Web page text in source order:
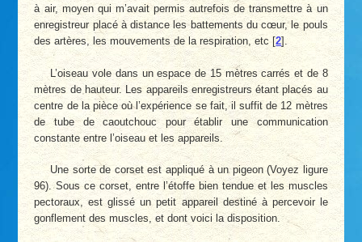
à air, moyen qui m’avait permis autrefois de transmettre à un
enregistreur placé à distance les battements du cœur, le pouls
des artères, les mouvements de la respiration, etc [2] .
L’oiseau vole dans un espace de 15 mètres carrés et de 8
mètres de hauteur. Les appareils enregistreurs étant placés au
centre de la pièce où l’expérience se fait, il suffit de 12 mètres
de tube de caoutchouc pour établir une communication
constante entre l’oiseau et les appareils.
Une sorte de corset est appliqué à un pigeon (Voyez ligure
96). Sous ce corset, entre l’étoffe bien tendue et les muscles
pectoraux, est glissé un petit appareil destiné à percevoir le
gonflement des muscles, et dont voici la disposition.